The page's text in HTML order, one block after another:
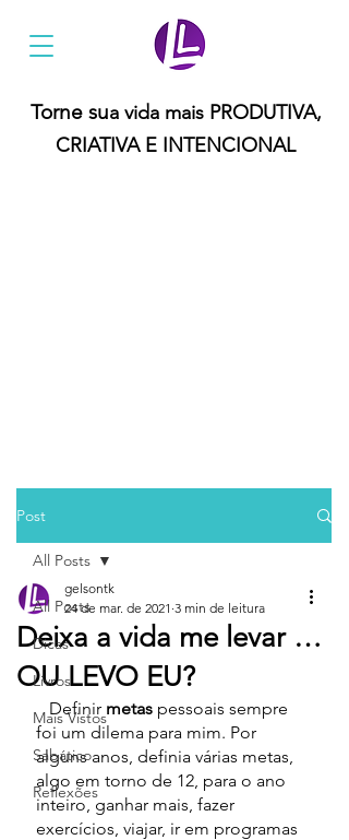
Torne sua vida mais PRODUTIVA,
CRIATIVA E INTENCIONAL
Post
All Posts
Dicas
Livros
Mais Vistos
Sabático
Reflexões
All Posts
Deixa a vida me levar …
OU LEVO EU?
gelsontk
24 de mar. de 2021 3 min de leitura
   Definir
metas pessoais sempre
foi um dilema para mim. Por
alguns anos, definia várias metas,
algo em torno de 12, para o ano
inteiro, ganhar mais, fazer
exercícios, viajar, ir em programas